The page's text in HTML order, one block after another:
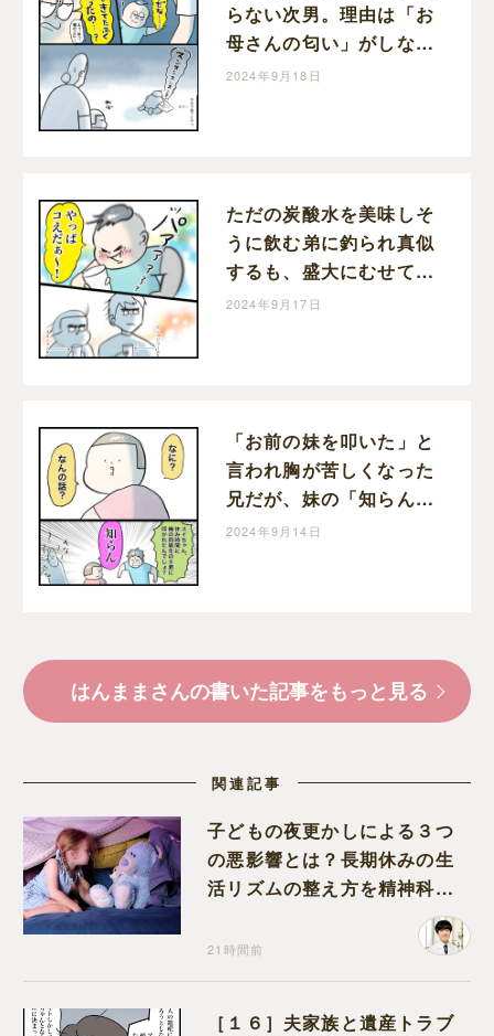
らない次男。理由は「お
母さんの匂い」がしない
から｜はんままの子育て
2024年9月18日
ただの炭酸水を美味しそ
うに飲む弟に釣られ真似
するも、盛大にむせて後
悔する兄と姉｜はんまま
2024年9月17日
「お前の妹を叩いた」と
言われ胸が苦しくなった
兄だが、妹の「知らん」
で友達の嘘だと判明し苦
2024年9月14日
はんままさんの書いた記事をもっと見る
関連記事
子どもの夜更かしによる３つ
の悪影響とは？長期休みの生
活リズムの整え方を精神科医
21時間前
［１６］夫家族と遺産トラブ